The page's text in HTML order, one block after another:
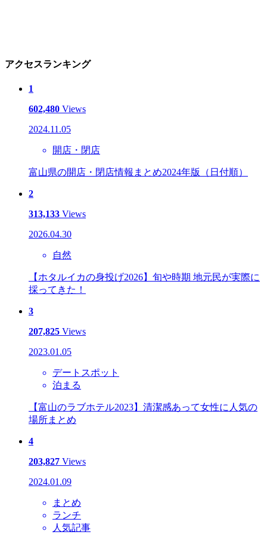
アクセスランキング
1
602,480 Views
2024.11.05
開店・閉店
富山県の開店・閉店情報まとめ2024年版（日付順）
2
313,133 Views
2026.04.30
自然
【ホタルイカの身投げ2026】旬や時期 地元民が実際に
採ってきた！
3
207,825 Views
2023.01.05
デートスポット
泊まる
【富山のラブホテル2023】清潔感あって女性に人気の
場所まとめ
4
203,827 Views
2024.01.09
まとめ
ランチ
人気記事